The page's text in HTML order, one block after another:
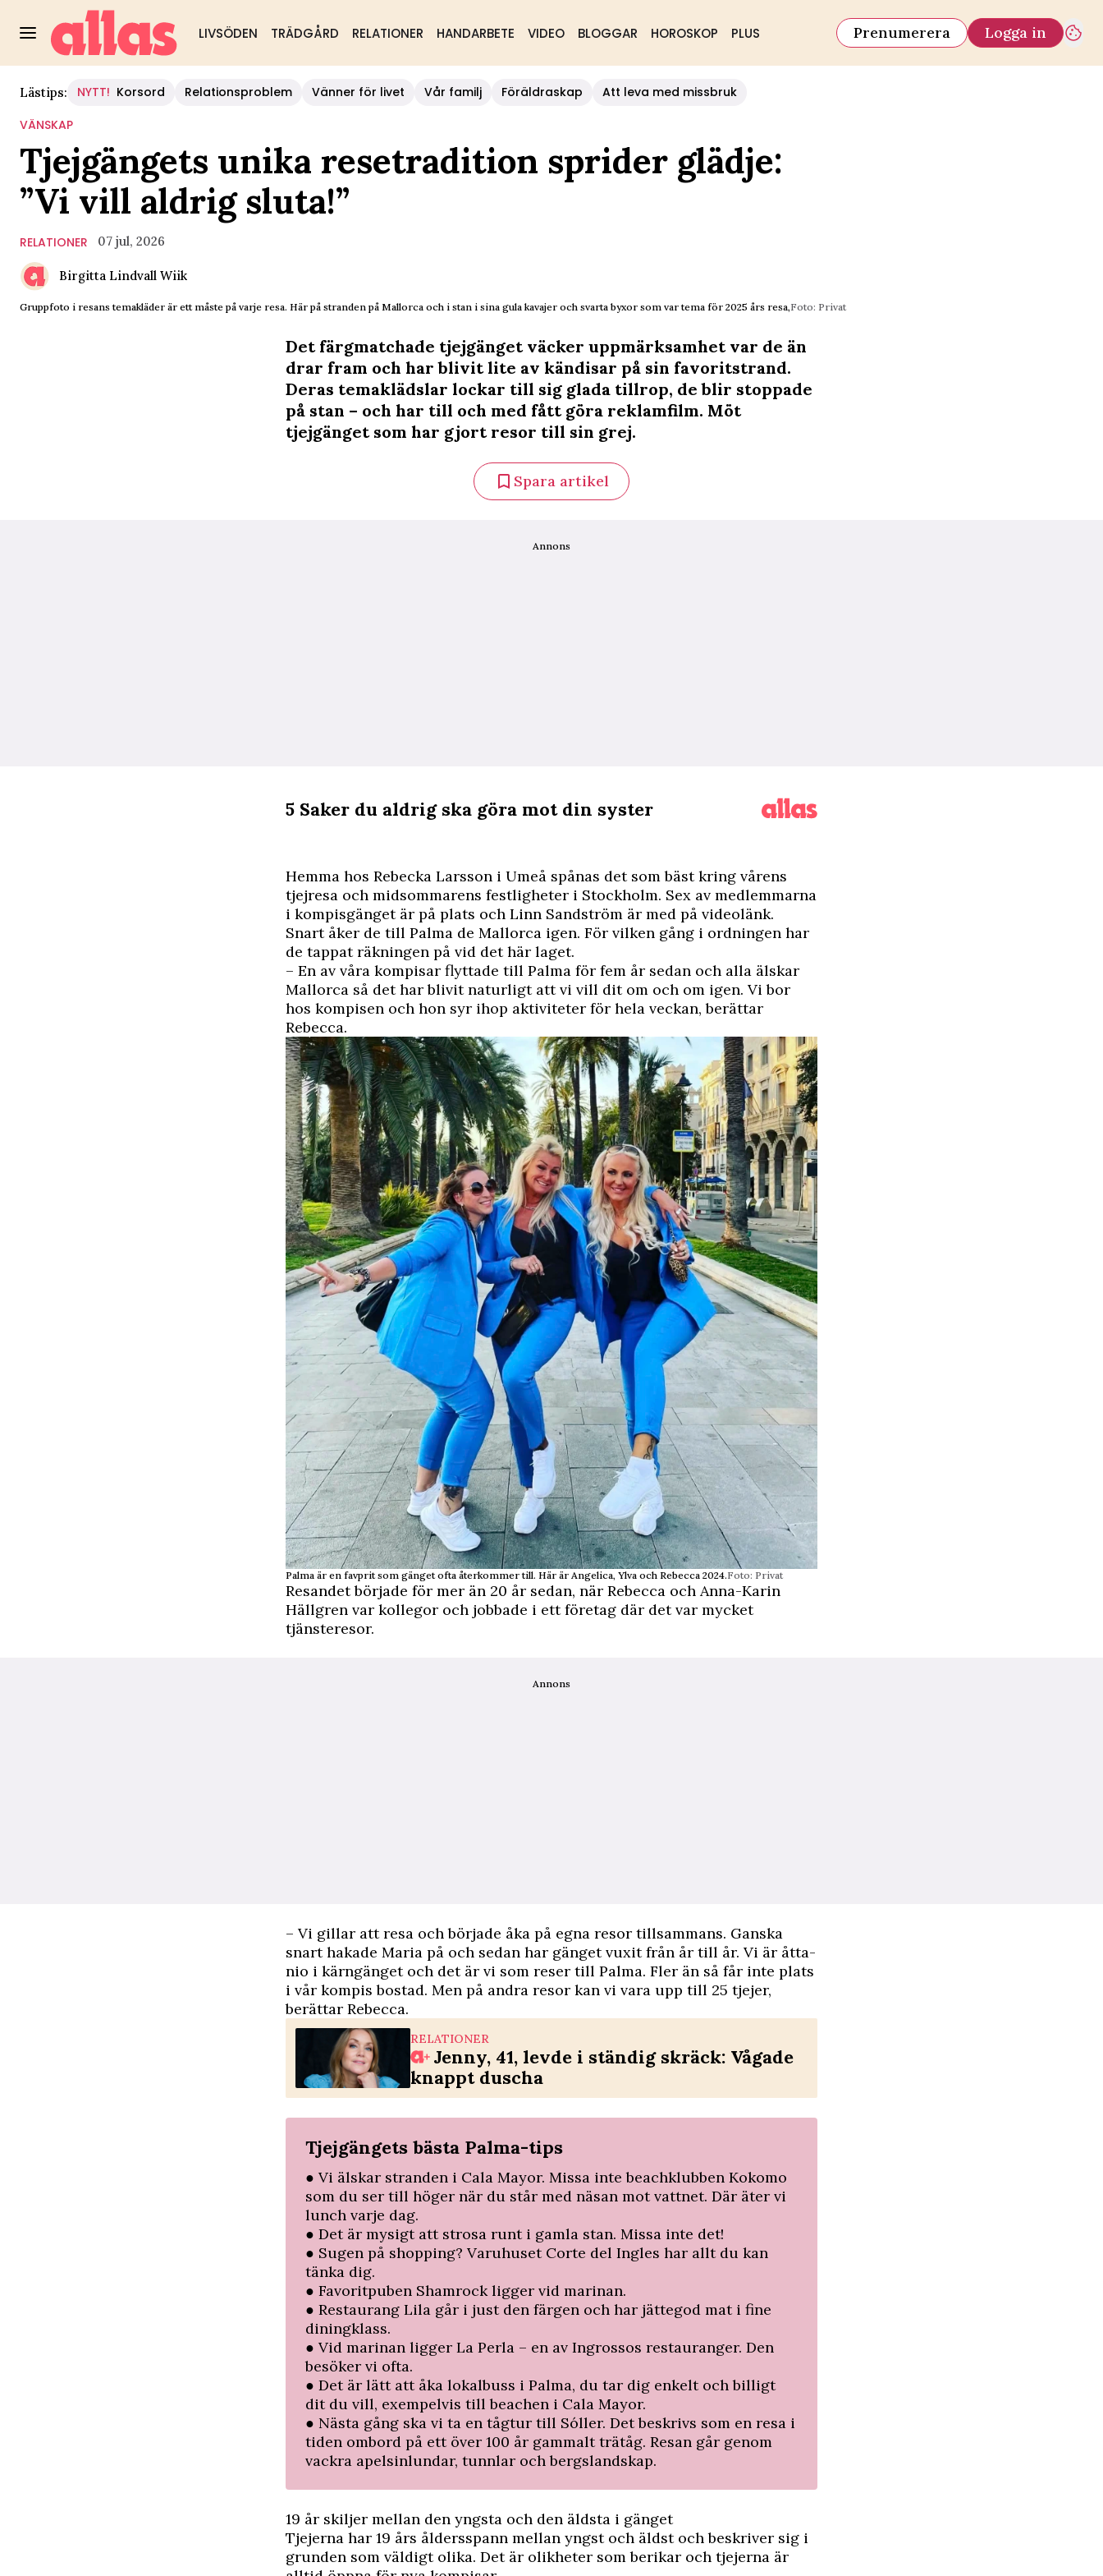
LIVSÖDEN TRÄDGÅRD RELATIONER HANDARBETE VIDEO BLOGGAR HOROSKOP PLUS Prenumerera Logga in
Lästips: NYTT! Korsord Relationsproblem Vänner för livet Vår familj Föräldraskap
Att leva med missbruk
VÄNSKAP
Tjejgängets unika resetradition sprider glädje:
”Vi vill aldrig sluta!”
RELATIONER 07 jul, 2026
Birgitta Lindvall Wiik
Gruppfoto i resans temakläder är ett måste på varje resa. Här på stranden på Mallorca och i stan i sina gula kavajer och svarta byxor som var tema för 2025 års resa,Foto: Privat
Det färgmatchade tjejgänget väcker uppmärksamhet var de än
drar fram och har blivit lite av kändisar på sin favoritstrand.
Deras temaklädslar lockar till sig glada tillrop, de blir stoppade
på stan – och har till och med fått göra reklamfilm. Möt
tjejgänget som har gjort resor till sin grej.
Spara artikel
Annons
5 Saker du aldrig ska göra mot din syster
Hemma hos Rebecka Larsson i Umeå spånas det som bäst kring vårens
tjejresa och midsommarens festligheter i Stockholm. Sex av medlemmarna
i kompisgänget är på plats och Linn Sandström är med på videolänk.
Snart åker de till Palma de Mallorca igen. För vilken gång i ordningen har
de tappat räkningen på vid det här laget.
– En av våra kompisar flyttade till Palma för fem år sedan och alla älskar
Mallorca så det har blivit naturligt att vi vill dit om och om igen. Vi bor
hos kompisen och hon syr ihop ­aktiviteter för hela veckan, ­berättar
Rebecca.
Palma är en favprit som gänget ofta återkommer till. Här är Angelica, Ylva och Rebecca 2024.Foto: Privat
Resandet började för mer än 20 år sedan, när Rebecca och Anna-Karin
Hällgren var kollegor och jobbade i ett företag där det var mycket
tjänsteresor.
Annons
– Vi gillar att resa och började åka på egna resor tillsammans. Ganska
snart hakade Maria på och sedan har gänget vuxit från år till år. Vi är åtta-
nio i kärngänget och det är vi som reser till Palma. Fler än så får inte plats
i vår kompis bostad. Men på ­andra resor kan vi vara upp till 25 tjejer,
berättar Rebecca.
RELATIONER
Jenny, 41, levde i ständig skräck: Vågade
knappt duscha
Tjejgängets bästa Palma-tips
● Vi älskar stranden i Cala Mayor. Missa inte beachklubben Kokomo
som du ser till höger när du står med näsan mot vattnet. Där äter vi
lunch varje dag.
● Det är mysigt att strosa runt i gamla stan. Missa inte det!
● Sugen på shopping? Varuhuset Corte del Ingles har allt du kan
tänka dig.
● Favoritpuben Shamrock ligger vid marinan.
● Restaurang Lila går i just den färgen och har jättegod mat i fine
diningklass.
● Vid marinan ligger La Perla – en av Ingrossos restauranger. Den
besöker vi ofta.
● Det är lätt att åka lokalbuss i Palma, du tar dig enkelt och billigt
dit du vill, exempelvis till beachen i Cala Mayor.
● Nästa gång ska vi ta en tågtur till Sóller. Det beskrivs som en resa i
tiden ombord på ett över 100 år gammalt trätåg. Resan går genom
vackra apelsinlundar, tunnlar och bergslandskap.
19 år skiljer mellan den yngsta och den äldsta i gänget
Tjejerna har 19 års åldersspann mellan yngst och äldst och beskriver sig i
grunden som väldigt olika. Det är olikheter som berik­ar och tjejerna är